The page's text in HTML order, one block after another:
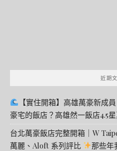
近期
【實住開箱】高雄萬豪新成
豪宅的飯店？高雄然一飯店4.5星
台北萬豪飯店完整開箱｜W
萬麗、Aloft 系列評比
那些年